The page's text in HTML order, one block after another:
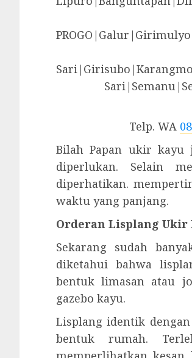
Telp. WA
Bilah Papan ukir kayu
diperlukan. Selain
diperhatikan.
waktu yang panjang.
Orderan Lisplang Ukir
Sekarang sudah
diketahui bahwa
bentuk limasan atau
gazebo kayu.
Lisplang identik
bentuk rumah.